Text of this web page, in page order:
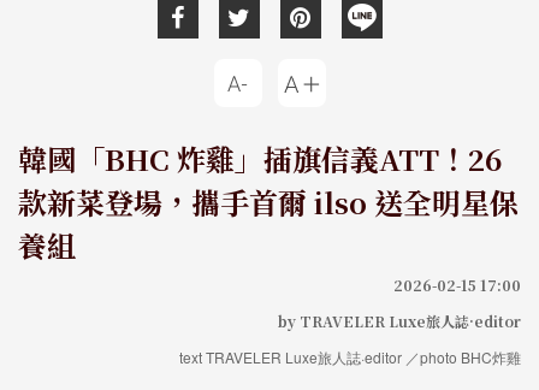
韓國「BHC 炸雞」插旗信義ATT！26
款新菜登場，攜手首爾 ilso 送全明星保
養組
2026-02-15 17:00
by TRAVELER Luxe旅人誌·editor
text TRAVELER Luxe旅人誌·editor ／photo BHC炸雞